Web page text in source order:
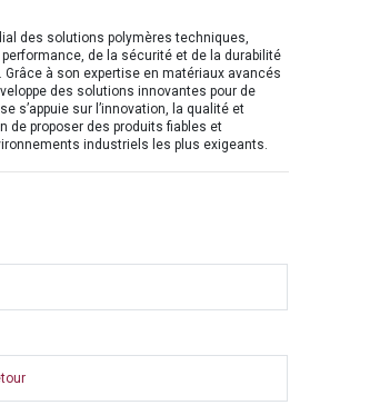
des solutions polymères techniques,
de la sécurité et de la durabilité
à son expertise en matériaux avancés
des solutions innovantes pour de
s’appuie sur l’innovation, la qualité et
de proposer des produits fiables et
industriels les plus exigeants.